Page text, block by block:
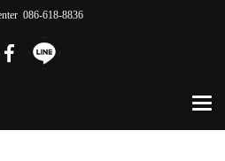
086-618-8836